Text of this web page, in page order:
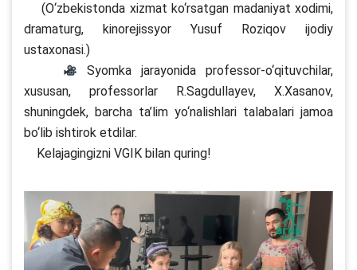
(O‘zbekistonda xizmat ko‘rsatgan madaniyat xodimi,
dramaturg, kinorejissyor Yusuf Roziqov ijodiy
ustaxonasi.)
Syomka jarayonida professor-o‘qituvchilar,
xususan, professorlar R.Sagdullayev, X.Xasanov,
shuningdek, barcha ta’lim yo‘nalishlari talabalari jamoa
bo‘lib ishtirok etdilar.
Kelajagingizni VGIK bilan quring!